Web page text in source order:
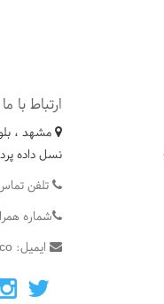
ارتباط با ما
نسل داده
تلفن تماس:
شماره
ایمیل: info@hesabdari.co